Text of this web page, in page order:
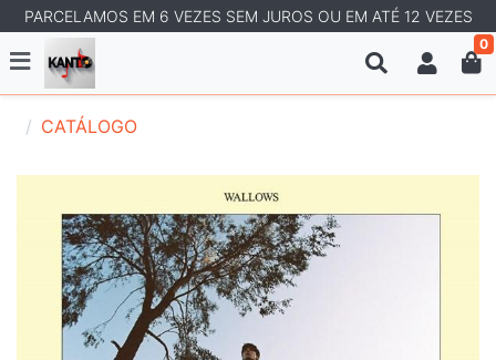
PARCELAMOS EM 6 VEZES SEM JUROS OU EM ATÉ 12 VEZES
0
CATÁLOGO